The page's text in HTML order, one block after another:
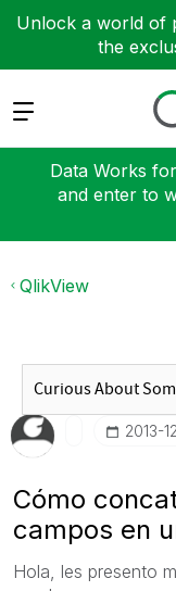
Unlock a world of
the
Expand
Data Works
and enter to
QlikView
‎2013-
Cómo
campos en
Hola, les presento